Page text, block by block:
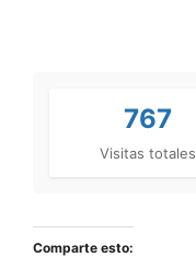
767
Visitas totales
Comparte esto: